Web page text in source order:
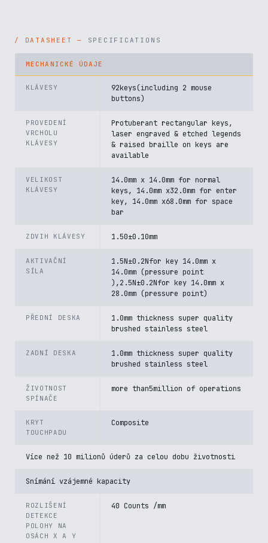
SPECIFICATIONS
MECHANICKÉ ÚDAJE
KLÁVESY
92keys(including 2 mouse
buttons)
PROVEDENÍ
VRCHOLU
KLÁVESY
Protuberant rectangular keys,
laser engraved & etched legends
& raised braille on keys are
available
VELIKOST
KLÁVESY
14.0mm x 14.0mm for normal
keys, 14.0mm x32.0mm for enter
key, 14.0mm x68.0mm for space
bar
ZDVIH KLÁVESY 1.50±0.10mm
AKTIVAČNÍ
SÍLA
1.5N±0.2Nfor key 14.0mm x
14.0mm (pressure point
),2.5N±0.2Nfor key 14.0mm x
28.0mm (pressure point)
PŘEDNÍ DESKA
1.0mm thickness super quality
brushed stainless steel
ZADNÍ DESKA
1.0mm thickness super quality
brushed stainless steel
ŽIVOTNOST
SPÍNAČE
more than5million of operations
KRYT
TOUCHPADU
Composite
Více než 10 milionů úderů za celou dobu životnosti
Snímání vzájemné kapacity
ROZLIŠENÍ
DETEKCE
POLOHY NA
OSÁCH X A Y
40 Counts /mm